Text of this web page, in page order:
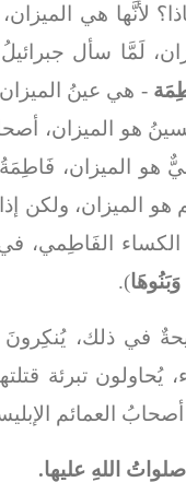
لأنَّها هي
لَمَّا سأل
- هي عينُ
هو الميزان،
الميزان،
الميزان، ولكن
الفَاطِمي،
).
في ذلك، يُنكِرونَ
تبرئة
العمائم
اللهِ عليها.